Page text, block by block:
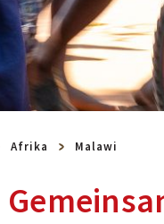
Afrika Malawi